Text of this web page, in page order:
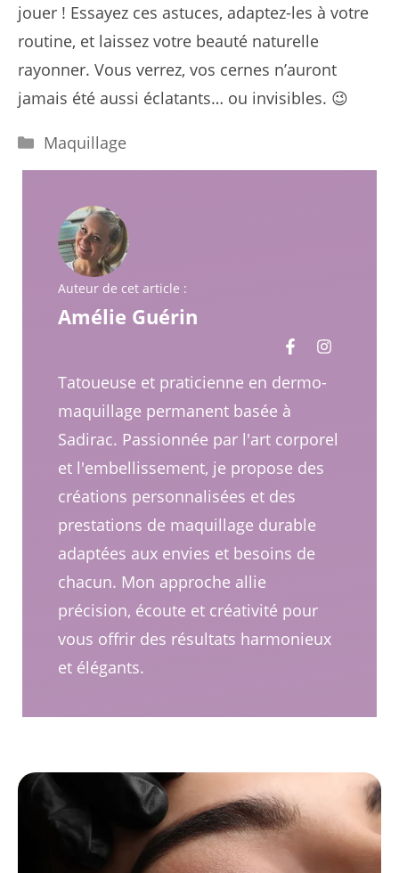
jouer ! Essayez ces astuces, adaptez-les à votre
routine, et laissez votre beauté naturelle
rayonner. Vous verrez, vos cernes n’auront
jamais été aussi éclatants… ou invisibles. 😉
Catégories
Maquillage
Auteur de cet article :
Amélie Guérin
Tatoueuse et praticienne en dermo-
maquillage permanent basée à
Sadirac. Passionnée par l'art corporel
et l'embellissement, je propose des
créations personnalisées et des
prestations de maquillage durable
adaptées aux envies et besoins de
chacun. Mon approche allie
précision, écoute et créativité pour
vous offrir des résultats harmonieux
et élégants.